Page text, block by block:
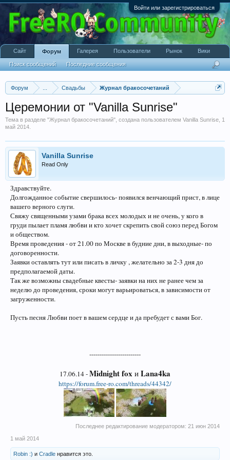
Войти или зарегистрироваться
Форум Свадьбы Журнал бракосочетаний
Церемонии от "Vanilla Sunrise"
Тема в разделе "Журнал бракосочетаний", создана пользователем Vanilla Sunrise 1
май 2014
Vanilla Sunrise
Read Only
Здравствуйте.
Долгожданное событие свершилось- появился венчающий прист, в лице
вашего верного слуги.
Свяжу священными узами брака всех молодых и не очень, у кого в
груди пылает пламя любви и кто хочет скрепить свой союз перед Богом
и обществом.
Время проведения - от 21.00 по Москве в будние дни, в выходные- по
договоренности.
Заявки оставлять тут или писать в личку , желательно за 2-3 дня до
предполагаемой даты.
Так же возможны свадебные квесты- заявки на них не ранее чем за
неделю до проведения, сроки могут варьироваться, в зависимости от
загруженности.
Пусть песня Любви поет в вашем сердце и да пребудет с вами Бог.
-------------------------
17.06.14 -Midnight fox и Lana4ka
https://forum.free-ro.com/threads/44342/
Последнее редактирование модератором: 21 июн 2014
1 май 2014
Robin :) и Cradle нравится это.
Сайт Форум
Поиск сообщений Последние сообщения
Галерея Пользователи Рынок Вики